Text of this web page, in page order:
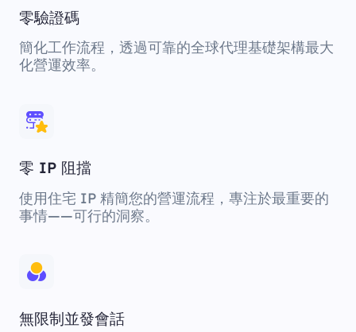
零驗證碼
簡化工作流程，透過可靠的全球代理基礎架構最大
化營運效率。
零 IP 阻擋
使用住宅 IP 精簡您的營運流程，專注於最重要的
事情——可行的洞察。
無限制並發會話